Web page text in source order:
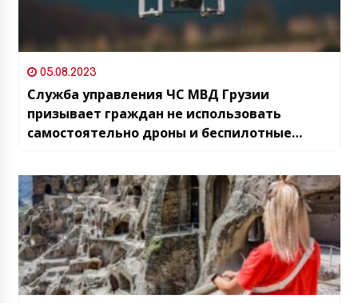
05.08.2023
Служба управления ЧС МВД Грузии
призывает граждан не использовать
самостоятельно дроны и беспилотные